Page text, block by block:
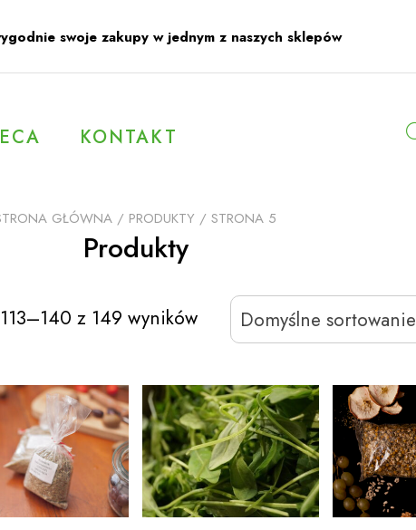
swoje zakupy w jednym z naszych sklepów
KONTAKT
GŁÓWNA / PRODUKTY / STRONA 5
Produkty
z 149 wyników Domyślne sortowanie